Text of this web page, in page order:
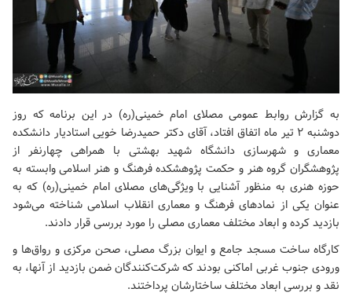
به گزارش روابط عمومی مصلای امام خمینی(ره) در این برنامه که روز
دوشنبه ۲ تیر ماه اتفاق افتاد، آقای دکتر حمیدرضا خویی استادیار دانشکده
معماری و شهرسازی دانشگاه شهید بهشتی با همراهی چهارنفر از
پژوهشگران گروه هنر و حکمت پژوهشکده فرهنگ و هنر اسلامی وابسته به
حوزه هنری به منظور آشنایی با ویژگی‌های مصلای امام خمینی(ره) که به
عنوان یکی از نمادهای فرهنگ و معماری انقلاب اسلامی شناخته می‌شود
بازدید کرده و ابعاد مختلف معماری مصلی را مورد بررسی قرار دادند.
کارگاه ساخت مسجد جامع و ایوان بزرگ مصلی، صحن مرکزی و رواق‌ها و
ورودی جنوب غربی اماکنی بودند که شرکت‌کنندگان ضمن بازدید از آنها، به
نقد و بررسی ابعاد مختلف ساختارشان پرداختند.